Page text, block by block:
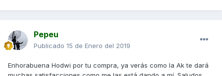
Pepeu
Publicado 15 de Enero del 2019
Enhorabuena Hodwi por tu compra, ya verás como la Ak te dará